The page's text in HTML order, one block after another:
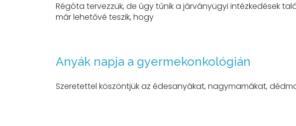
Régóta tervezzük, de úgy tűnik a járványügyi intézkedések
már lehetővé teszik, hogy
Anyák napja a gyermekonkológián
Szeretettel köszöntjük az édesanyákat, nagymamákat,